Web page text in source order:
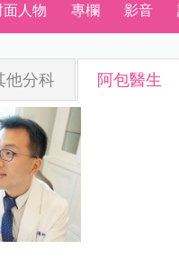
面人物 專欄 影音
他分科 阿包醫生